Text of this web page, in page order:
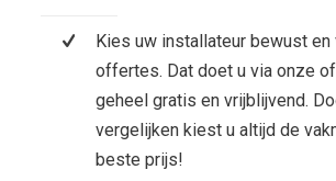
Kies uw installateur bewust
offertes. Dat doet u via onze
geheel gratis en vrijblijvend.
vergelijken kiest u altijd de
beste prijs!